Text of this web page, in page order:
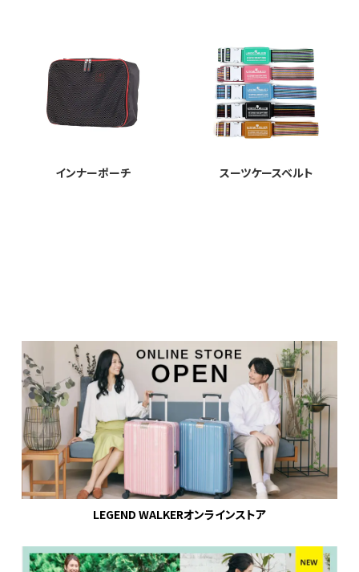
インナーポーチ スーツケースベルト
LEGEND WALKERオンラインストア